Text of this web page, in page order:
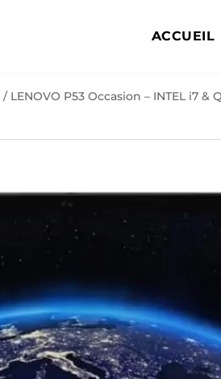
ACCUEIL
/ LENOVO P53 Occasion – INTEL i7 &